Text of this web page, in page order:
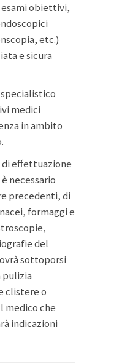
obiettivi,
etc.)
e sicura
medici
in ambito
di effettuazione
necessario
precedenti, di
formaggi e
del
sottoporsi
clistere o
medico che
indicazioni